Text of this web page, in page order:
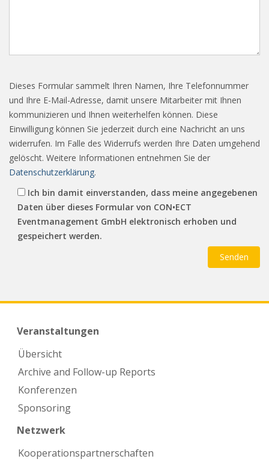
Dieses Formular sammelt Ihren Namen, Ihre Telefonnummer
und Ihre E-Mail-Adresse, damit unsere Mitarbeiter mit Ihnen
kommunizieren und Ihnen weiterhelfen können. Diese
Einwilligung können Sie jederzeit durch eine Nachricht an uns
widerrufen. Im Falle des Widerrufs werden Ihre Daten umgehend
gelöscht. Weitere Informationen entnehmen Sie der
Datenschutzerklärung.
Ich bin damit einverstanden, dass meine angegebenen
Daten über dieses Formular von CON•ECT
Eventmanagement GmbH elektronisch erhoben und
gespeichert werden.
Veranstaltungen
Übersicht
Archive and Follow-up Reports
Konferenzen
Sponsoring
Netzwerk
Kooperations­partnerschaften